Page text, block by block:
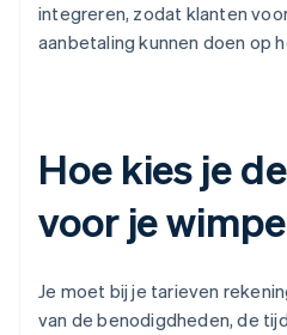
integreren, zodat klanten
aanbetaling kunnen doen op
Hoe kies je
voor je
Je moet bij je tarieven
van de benodigdheden, de